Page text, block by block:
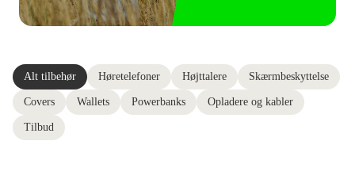
Alt tilbehør Høretelefoner Højttalere Skærmbeskyttelse
Covers Wallets Powerbanks Opladere og kabler
Tilbud